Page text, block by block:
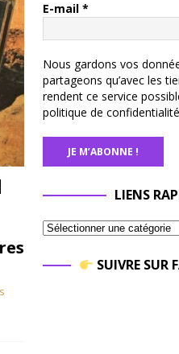
E-mail *
Nous gardons vos
partageons qu’avec les
rendent ce service
politique de
LIENS
SUIVRE SUR